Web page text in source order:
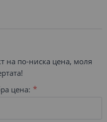
на по-ниска цена, моля
цена: